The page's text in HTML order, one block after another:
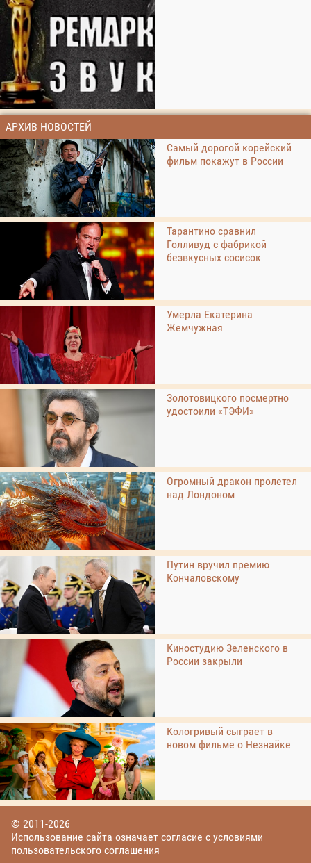
АРХИВ НОВОСТЕЙ
Самый дорогой корейский
фильм покажут в России
Тарантино сравнил
Голливуд с фабрикой
безвкусных сосисок
Умерла Екатерина
Жемчужная
Золотовицкого посмертно
удостоили «ТЭФИ»
Огромный дракон пролетел
над Лондоном
Путин вручил премию
Кончаловскому
Киностудию Зеленского в
России закрыли
Кологривый сыграет в
новом фильме о Незнайке
© 2011-2026
Использование сайта означает согласие с условиями
пользовательского соглашения